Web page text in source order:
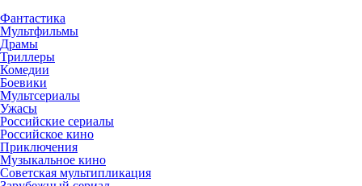
Фантастика
Мультфильмы
Драмы
Триллеры
Комедии
Боевики
Мультсериалы
Ужасы
Российские сериалы
Российское кино
Приключения
Музыкальное кино
Советская мультипликация